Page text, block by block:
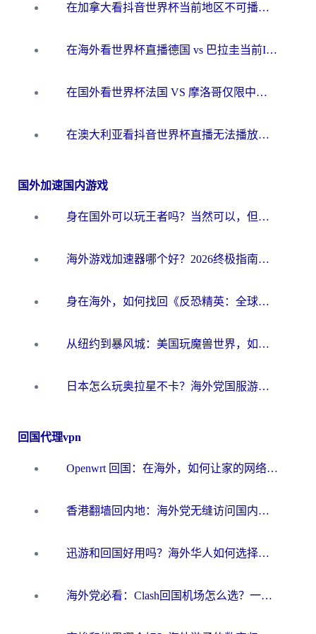
在加拿大看抖音世界杯当前地区不可播放？海外党体育观赛终极指南
在海外看世界杯直播德国 vs 巴拉圭当前IP受限制？这篇指南帮你轻松解决地区限制
在国外看世界杯法国 VS 摩洛哥仅限中国大陆？别让地域限制拦下你的欢呼
在澳大利亚看抖音世界杯直播无法播放？海外党体育观赛终极指南来了！
国外加速国内游戏
身在国外可以玩王者吗？当然可以，但你需要这份“加速”指南
海外游戏加速器哪个好？2026终极指南帮你畅玩国服+解决卡顿难题
身在海外，如何找回《反恐精英：全球攻势》国服的丝滑手感？一份给你的终极指南
从纽约到暴风城：美国玩魔兽世界，如何找到你的最佳网络航线
日本怎么玩奥拉星不卡？海外党国服游戏加速器选择全攻略
回国代理vpn
Openwrt 回国：在海外，如何让家的网络触手可及
香港翻墙回内地：海外党无缝访问国内资源的加速器选择全攻略
迅游和回国好用吗？海外华人如何选择靠谱的回国加速器
海外党必看：Clash回国机场怎么选？一篇搞定无缝访问国内资源的全攻略